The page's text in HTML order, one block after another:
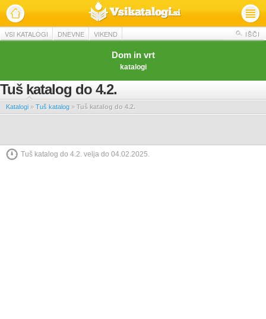
VSI KATALOGI DNEVNE VIKEND IŠČI
Dom in vrt
katalogi
Tuš katalog do 4.2.
Katalogi » Tuš katalog » Tuš katalog do 4.2.
Tuš katalog do 4.2. velja do 04.02.2025.